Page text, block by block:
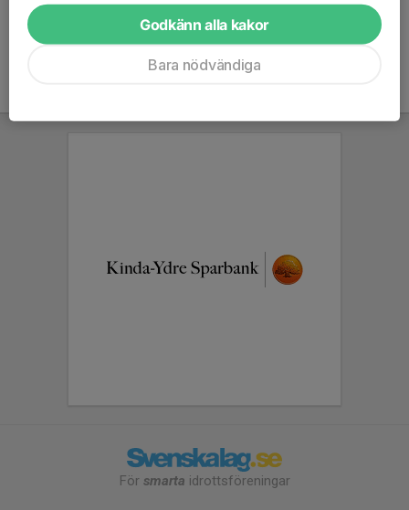
Ny film från ÖFF om Respekt i fotboll
För smarta idrottsföreningar
Godkänn alla kakor
Bara nödvändiga